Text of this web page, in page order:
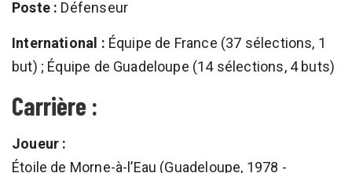
Poste : Défenseur
International : Équipe de France (37 sélections, 1
but) ; Équipe de Guadeloupe (14 sélections, 4 buts)
Carrière :
Joueur :
Étoile de Morne-à-l’Eau (Guadeloupe, 1978 -